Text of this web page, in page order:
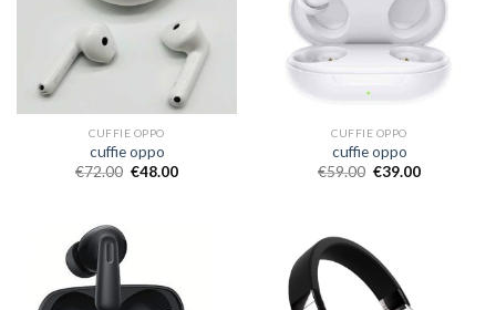
CUFFIE OPPO
cuffie oppo
€72.00 €48.00
CUFFIE OPPO
cuffie oppo
€59.00 €39.00